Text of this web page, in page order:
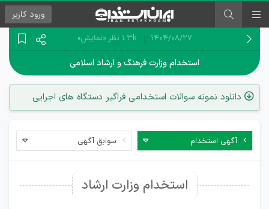
ورود کاربر
۱۴۰۴/۰۸/۲۷ 1.3k نظر «نمایش»
استخدام وزارت فرهنگ و ارشاد اسلامی
دانلود نمونه سوالات استخدامی فراگیر دستگاه های اجرایی
آگهی استخدام سوابق آگهی
استخدام وزارت ارشاد